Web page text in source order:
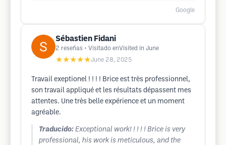
Google
Sébastien Fidani
2 reseñas • Visitado enVisited in June
★★★★★June 28, 2025
Travail exeptionel ! ! ! ! Brice est très professionnel,
son travail appliqué et les résultats dépassent mes
attentes. Une très belle expérience et un moment
agréable.
Traducido: Exceptional work! ! ! ! ! Brice is very
professional, his work is meticulous, and the